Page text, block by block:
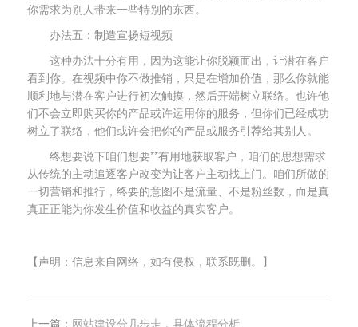
你需求为别人带来一些特别的东西。
办法五：制造宣扬短视频
这种办法十分有用，因为这能让你脱颖而出，让潜在客户
看到你。在视频中你不做推销，只是在增加价值，那么你就能
顺利地与潜在客户进行初次触摸，然后开端树立联络。也许他
们不会立即购买你的产品或许运用你的服务，但你们已经成功
树立了联络，他们或许会把你的产品或服务引荐给其别人。
终想要说下咱们想要**有用地获取客户，咱们的思想需求
从传统的主动追逐客户改变为让客户主动找上门。咱们所做的
一切营销和推行，终要的意图不是流量、不是粉丝数，而是真
真正正能为你发生价值和收益的真实客户。
【声明：信息来自网络，如有侵权，联系既删。】
上一篇： 网站建设分几步走，具体流程分析